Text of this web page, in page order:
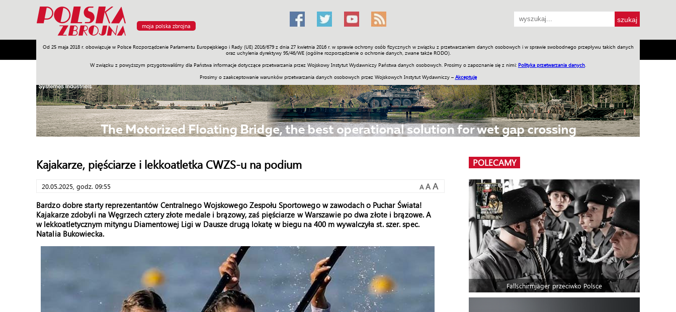
moja polska zbrojna
Od 25 maja 2018 r. obowiązuje w Polsce Rozporządzenie Parlamentu Europejskiego i Rady (UE) 2016/679 z dnia 27 kwietnia 2016 r. w sprawie ochrony osób fizycznych w związku z przetwarzaniem danych osobowych i w sprawie swobodnego przepływu takich danych
oraz uchylenia dyrektywy 95/46/WE (ogólne rozporządzenie o ochronie danych, zwane także RODO).
W związku z powyższym przygotowaliśmy dla Państwa informacje dotyczące przetwarzania przez Wojskowy Instytut Wydawniczy Państwa danych osobowych. Prosimy o zapoznanie się z nimi: Polityka przetwarzania danych
Prosimy o zaakceptowanie warunków przetwarzania danych osobowych przez Wojskowych Instytut Wydawniczy – Akceptuję
Armia Poligon Sprzęt Misje Polityka Prawo Świat Społeczność Sport Historia Galerie Wideo ENGLISH SKLEP Jednodniówki Praca w WIW
Kajakarze, pięściarze i lekkoatletka CWZS-u na podium
20.05.2025, godz. 09:55 A A A
Bardzo dobre starty reprezentantów Centralnego Wojskowego Zespołu Sportowego w zawodach o Puchar Świata!
Kajakarze zdobyli na Węgrzech cztery złote medale i brązowy, zaś pięściarze w Warszawie po dwa złote i brązowe. A
w lekkoatletycznym mityngu Diamentowej Ligi w Dausze drugą lokatę w biegu na 400 m wywalczyła st. szer. spec.
Natalia Bukowiecka.
POLECAMY
Fallschirmjäger przeciwko Polsce